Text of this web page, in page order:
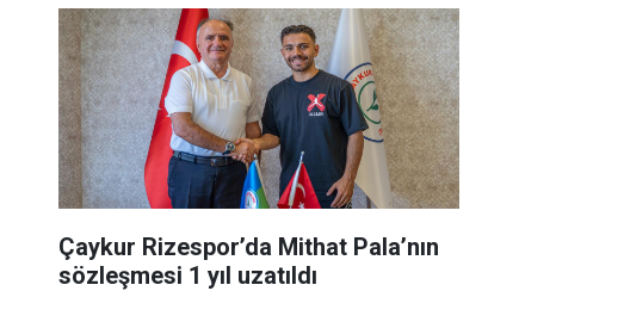
Çaykur Rizespor’da Mithat Pala’nın
sözleşmesi 1 yıl uzatıldı